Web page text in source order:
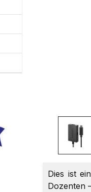
Dies ist
Dozenten